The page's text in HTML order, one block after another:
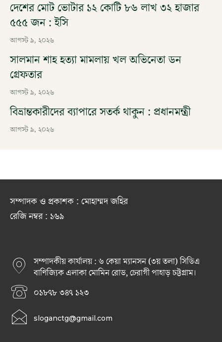
দেশের মোট ভোটার ১২ কোটি ৮৬ লাখ ৩২ হাজার
৫৫৫ জন : ইসি
আগস্ট ৯, ২০২৬
সালমান শাহ হত্যা মামলায় খল অভিনেতা ডন
গ্রেফতার
আগস্ট ৯, ২০২৬
বিভ্রান্তকারীদের ব্যাপারে সতর্ক থাকুন : প্রধানমন্ত্রী
আগস্ট ৯, ২০২৬
সম্পাদক ও প্রকাশক : মোহাম্মদ জহির
রেজি নম্বর : ১৬৯
সম্পাদকীয় কার্যালয় : ৬ কেয়া ম্যানসন (৩য় তলা) সিডিএ
বাণিজ্যিক এলাকা মোমিন রোড, চেরাগী পাহাড় চট্টগ্রাম।
০১৮৭৮ ৩৪৭ ১২৩
sloganctg@gmail.com